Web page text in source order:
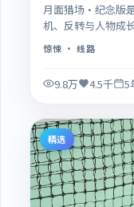
月面猎场·纪念版
机、反转与人物成
惊悚 · 线路
9.8万 4.5千 5
精选